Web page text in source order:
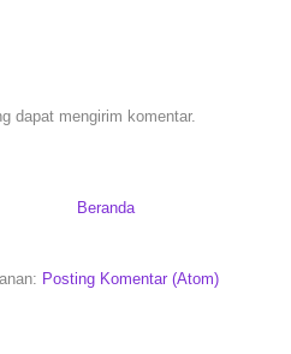
dapat mengirim komentar.
Beranda
Posting Komentar (Atom)